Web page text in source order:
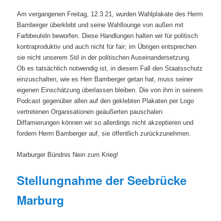
Am vergangenen Freitag, 12.3.21, wurden Wahlplakate des Herrn
Bamberger überklebt und seine Wahllounge von außen mit
Farbbeuteln beworfen. Diese Handlungen halten wir für politisch
kontraproduktiv und auch nicht für fair; im Übrigen entsprechen
sie nicht unserem Stil in der politischen Auseinandersetzung.
Ob es tatsächlich notwendig ist, in diesem Fall den Staatsschutz
einzuschalten, wie es Herr Bamberger getan hat, muss seiner
eigenen Einschätzung überlassen bleiben. Die von ihm in seinem
Podcast gegenüber allen auf den geklebten Plakaten per Logo
vertretenen Organisationen geäußerten pauschalen
Diffamierungen können wir so allerdings nicht akzeptieren und
fordern Herrn Bamberger auf, sie öffentlich zurückzunehmen.
Marburger Bündnis Nein zum Krieg!
Stellungnahme der Seebrücke
Marburg